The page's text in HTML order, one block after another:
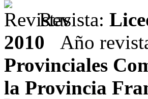
Revista:
2010 Año
Provinciales
la Provincia